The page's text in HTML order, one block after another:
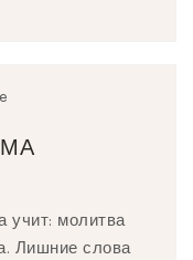
учит: молитва
Лишние слова